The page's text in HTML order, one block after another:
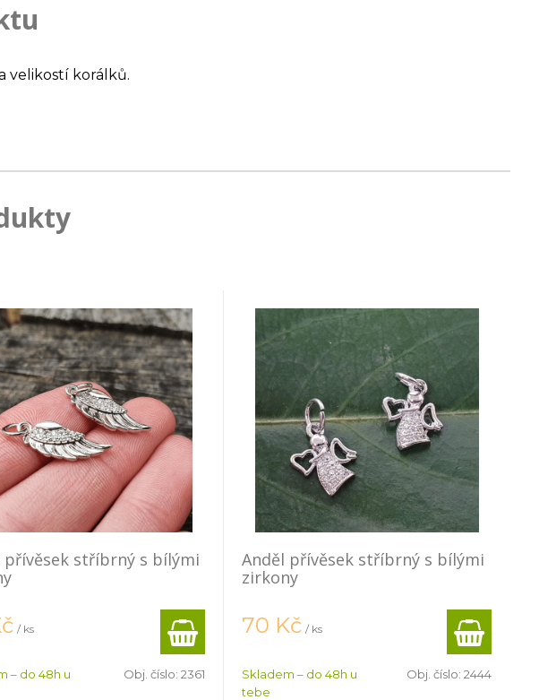
velikostí korálků.
přívěsek stříbrný s bílými
/ ks
– do 48h u
Obj. číslo: 2361
Anděl přívěsek stříbrný s bílými
zirkony
70 Kč / ks
Skladem – do 48h u
tebe
Obj. číslo: 2444